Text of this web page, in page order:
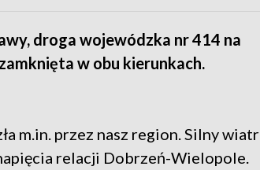
droga wojewódzka nr 414 na
w obu kierunkach.
m.in. przez nasz region. Silny wiatr
relacji Dobrzeń-Wielopole.